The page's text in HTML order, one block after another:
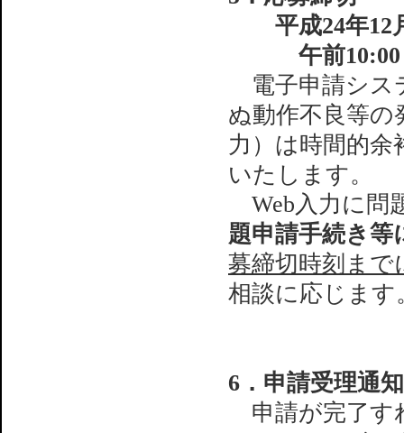
平成24年12
午前10:00
電子申請シス
ぬ動作不良等の
力）は時間的
いたします。
Web入力に問
題申請手続き等
募締切時刻まで
相談に応じます
6．申請受理通知
申請が完了す